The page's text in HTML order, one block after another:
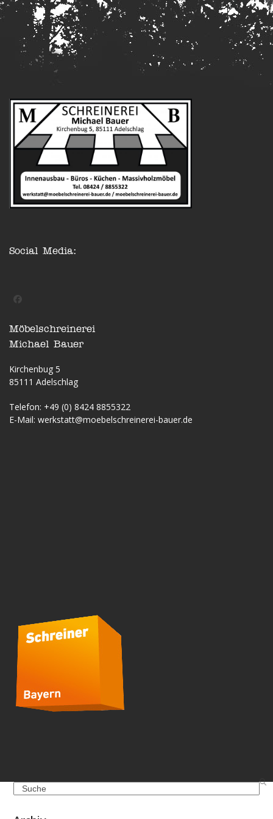
Social Media:
Möbelschreinerei
Michael Bauer
Kirchenbug 5
85111 Adelschlag
Telefon: +49 (0) 8424 8855322
E-Mail: werkstatt@moebelschreinerei-bauer.de
Search